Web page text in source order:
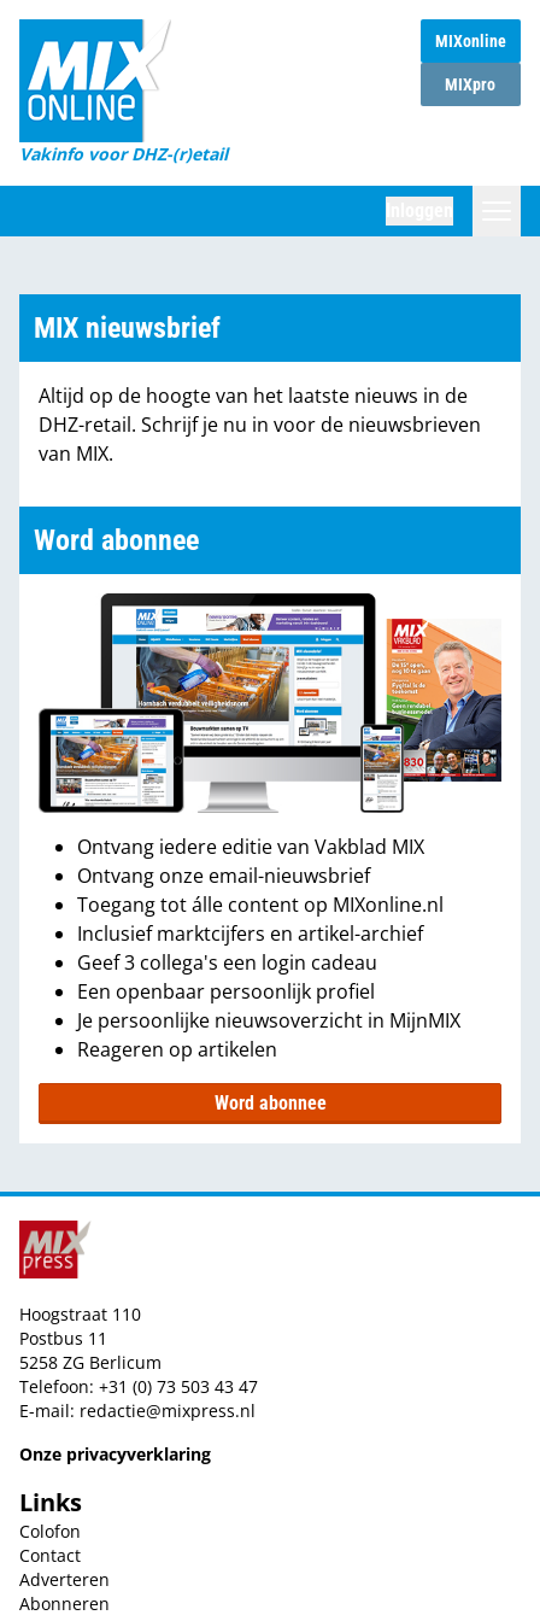
MIXonline
MIXpro
Vakinfo voor DHZ-(r)etail
Home
Magazines
DHZ Sessie
Marktcijfers
Partners
MIX nieuwsbrief
Altijd op de hoogte van het laatste nieuws in de
DHZ-retail. Schrijf je nu in voor de nieuwsbrieven
van MIX.
Word abonnee
Ontvang iedere editie van Vakblad MIX
Ontvang onze email-nieuwsbrief
Toegang tot álle content op MIXonline.nl
Inclusief marktcijfers en artikel-archief
Geef 3 collega's een login cadeau
Een openbaar persoonlijk profiel
Je persoonlijke nieuwsoverzicht in MijnMIX
Reageren op artikelen
Word abonnee
Hoogstraat 110
Postbus 11
5258 ZG Berlicum
Telefoon: +31 (0) 73 503 43 47
E-mail: redactie@mixpress.nl
Onze privacyverklaring
Links
Colofon
Contact
Adverteren
Abonneren